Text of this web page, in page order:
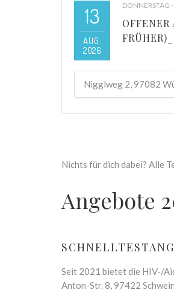
13
AUG.
2026
DONNERSTAG
OFFENER
Nigglweg 2, 97082
Nichts für dich dabei? Alle
Angebote
Seit 2021 bietet die HIV-/
Anton-Str. 8, 97422